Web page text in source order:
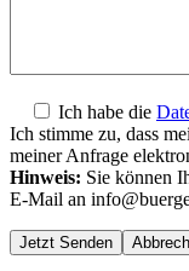
Ich habe die
Ich stimme zu, dass
meiner Anfrage
Hinweis: Sie können
E-Mail an